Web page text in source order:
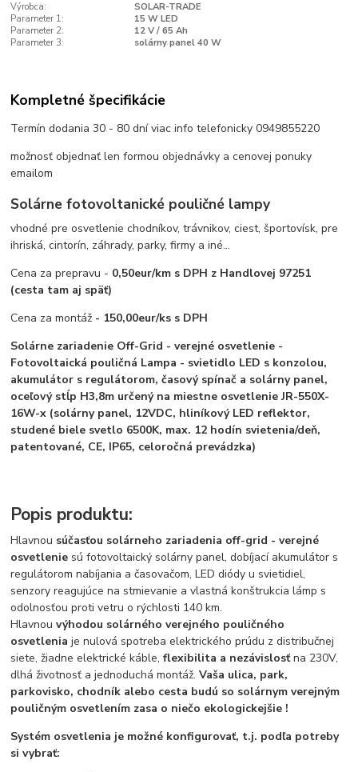
Výrobca:
SOLAR-TRADE
Parameter 1:
15 W LED
Parameter 2:
12 V / 65 Ah
Parameter 3:
solárny panel 40 W
Kompletné špecifikácie
Termín dodania 30 - 80 dní viac info telefonicky 0949855220
možnosť objednať len formou objednávky a cenovej ponuky
emailom
Solárne fotovoltanické pouličné lampy
vhodné pre osvetlenie chodníkov, trávnikov, ciest, športovísk, pre
ihriská, cintorín, záhrady, parky, firmy a iné...
Cena za prepravu - 0,50eur/km s DPH z Handlovej 97251
(cesta tam aj späť)
Cena za montáž - 150,00eur/ks s DPH
Solárne zariadenie Off-Grid - verejné osvetlenie -
Fotovoltaická pouličná Lampa - svietidlo LED s konzolou,
akumulátor s regulátorom, časový spínač a solárny panel,
oceľový stĺp H3,8m určený na miestne osvetlenie JR-550X-
16W-x (solárny panel, 12VDC, hliníkový LED reflektor,
studené biele svetlo 6500K, max. 12 hodín svietenia/deň,
patentované, CE, IP65, celoročná prevádzka)
Popis produktu:
Hlavnou súčasťou solárneho zariadenia off-grid - verejné
osvetlenie sú fotovoltaický solárny panel, dobíjací akumulátor s
regulátorom nabíjania a časovačom, LED diódy u svietidiel,
senzory reagujúce na stmievanie a vlastná konštrukcia lámp s
odolnosťou proti vetru o rýchlosti 140 km.
Hlavnouvýhodou solárného verejného pouličného
osvetlenia je nulová spotreba elektrického prúdu z distribučnej
siete, žiadne elektrické káble,flexibilita a nezávislosťna 230V,
dlhá životnosť a jednoduchá montáž.Vaša ulica, park,
parkovisko, chodník alebo cesta budú so solárnym verejným
pouličným osvetlením zasa o niečo ekologickejšie !
Systém osvetlenia je možné konfigurovať, t.j. podľa potreby
si vybrať: